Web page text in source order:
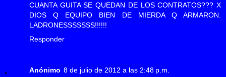
CUANTA GUITA SE QUEDAN DE LOS CONTRATOS??? X
DIOS Q EQUIPO BIEN DE MIERDA Q ARMARON.
LADRONESSSSSSS!!!!!!
Responder
Anónimo 8 de julio de 2012 a las 2:48 p.m.